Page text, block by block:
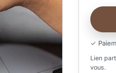
✓
Lien
vous.